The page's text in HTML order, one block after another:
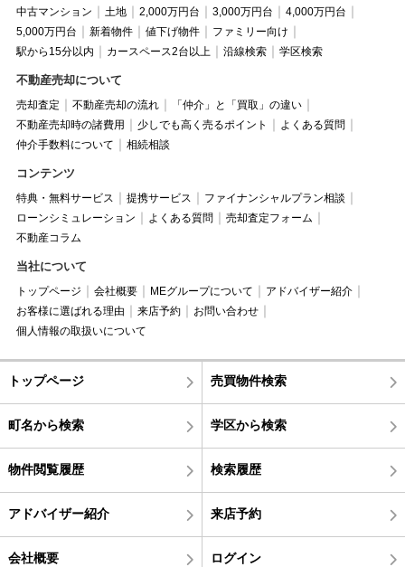
中古マンション
土地 2,000万円台 3,000万円台
4,000万円台
5,000万円台
新着物件 値下げ物件
ファミリー向け
駅から15分以内
カースペース2台以上 沿線検索 学区検索
不動産売却について
売却査定 不動産売却の流れ
「仲介」と「買取」の違い
不動産売却時の諸費用
少しでも高く売るポイント
よくある質問
仲介手数料について
相続相談
コンテンツ
特典・無料サービス 提携サービス
ファイナンシャルプラン相談
ローンシミュレーション
よくある質問
売却査定フォーム
不動産コラム
当社について
トップページ 会社概要 MEグループについて
アドバイザー紹介
お客様に選ばれる理由
来店予約
お問い合わせ
個人情報の取扱いについて
トップページ 売買物件検索
町名から検索 学区から検索
物件閲覧履歴 検索履歴
アドバイザー紹介 来店予約
会社概要 ログイン